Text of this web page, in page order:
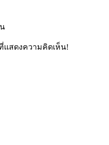
แสดงความคิดเห็น!